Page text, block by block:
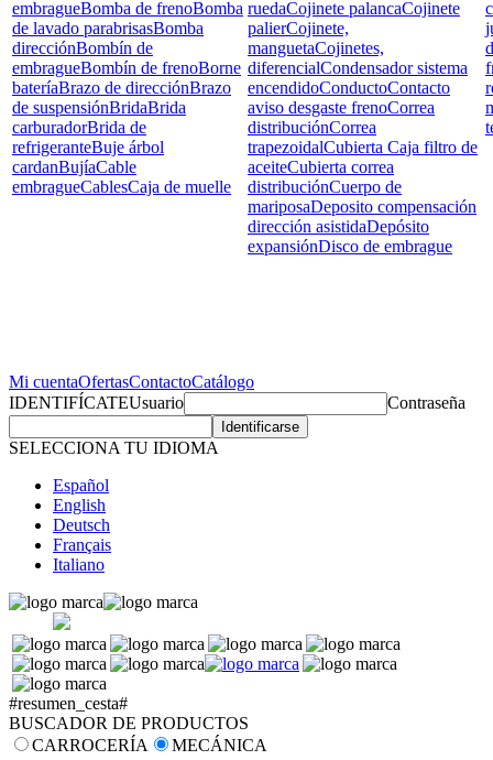
embragueBomba de frenoBomba
de lavado parabrisasBomba
direcciónBombín de
embragueBombín de frenoBorne
bateríaBrazo de direcciónBrazo
de suspensiónBridaBrida
carburadorBrida de
refrigeranteBuje árbol
cardanBujíaCable
embragueCablesCaja de muelle
ruedaCojinete palancaCojinete
palierCojinete,
manguetaCojinetes,
diferencialCondensador sistema
encendidoConductoContacto
aviso desgaste frenoCorrea
distribuciónCorrea
trapezoidalCubierta Caja filtro de
aceiteCubierta correa
distribuciónCuerpo de
mariposaDeposito compensación
dirección asistidaDepósito
expansiónDisco de embrague
Mi cuentaOfertasContactoCatálogo
IDENTIFÍCATEUsuario Contraseña
SELECCIONA TU IDIOMA
Español
English
Deutsch
Français
Italiano
#resumen_cesta#
BUSCADOR DE PRODUCTOS
CARROCERÍA
MECÁNICA